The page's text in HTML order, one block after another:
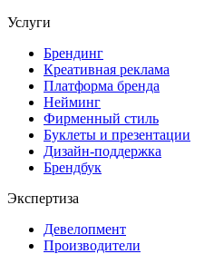
Услуги
Брендинг
Креативная реклама
Платформа бренда
Нейминг
Фирменный стиль
Буклеты и презентации
Дизайн-поддержка
Брендбук
Экспертиза
Девелопмент
Производители